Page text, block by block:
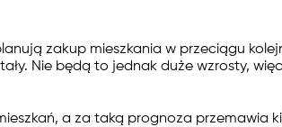
zakup mieszkania w przeciągu
Nie będą to jednak duże wzrosty,
a za taką prognoza